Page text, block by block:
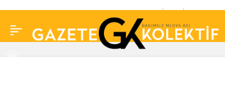
fotoğrafı: “Ailemiz,